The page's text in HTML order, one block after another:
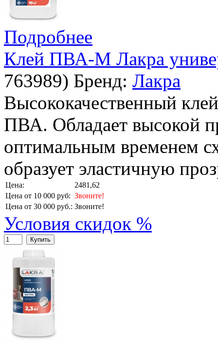
Подробнее
Клей ПВА-М Лакра
763989) Бренд: Лакра
Высококачественный
ПВА. Обладает высокой
оптимальным временем
образует эластичную
Цена:
2481,62
Цена от 10 000 руб: Звоните!
Цена от 30 000 руб.: Звоните!
Условия скидок %
Купить